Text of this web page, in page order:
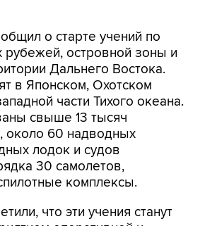
о старте учений по
рубежей, островной зоны и
Дальнего Востока.
в Японском, Охотском
части Тихого океана.
свыше 13 тысяч
около 60 надводных
лодок и судов
30 самолетов,
комплексы.
что эти учения станут